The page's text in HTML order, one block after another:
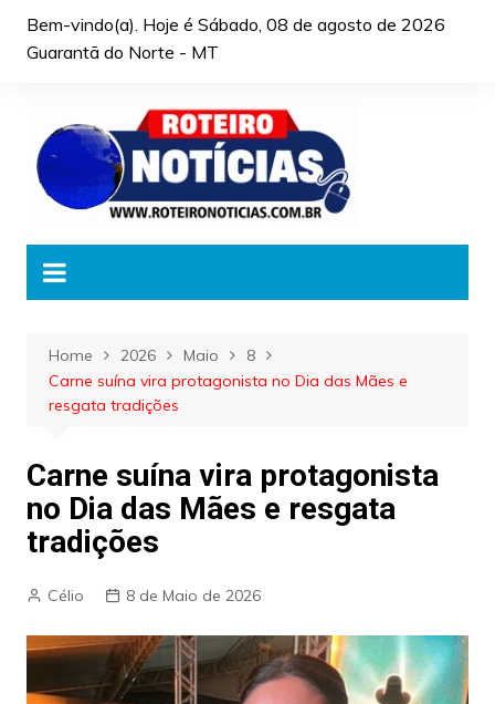
Bem-vindo(a). Hoje é Sábado, 08 de agosto de 2026
Guarantã do Norte - MT
Home 2026 Maio
8
Carne suína vira protagonista no Dia das Mães e
resgata tradições
Carne suína vira protagonista
no Dia das Mães e resgata
tradições
Célio 8 de Maio de 2026